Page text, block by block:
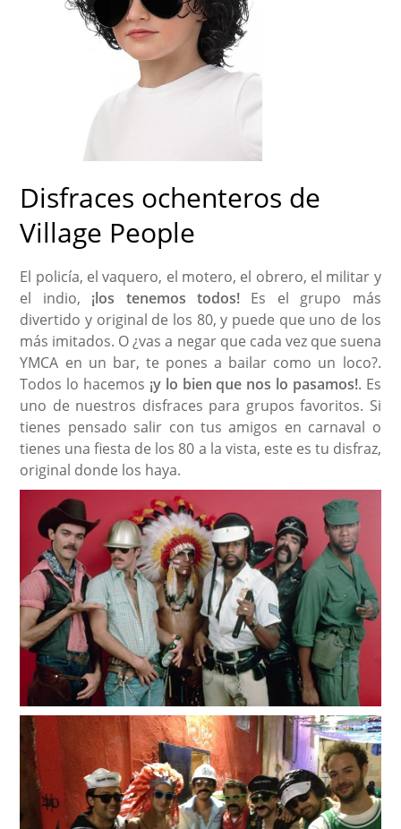
Disfraces ochenteros de
Village People
El policía, el vaquero, el motero, el obrero, el militar y
el indio, ¡los tenemos todos! Es el grupo más
divertido y original de los 80, y puede que uno de los
más imitados. O ¿vas a negar que cada vez que suena
YMCA en un bar, te pones a bailar como un loco?.
Todos lo hacemos ¡y lo bien que nos lo pasamos!. Es
uno de nuestros disfraces para grupos favoritos. Si
tienes pensado salir con tus amigos en carnaval o
tienes una fiesta de los 80 a la vista, este es tu disfraz,
original donde los haya.